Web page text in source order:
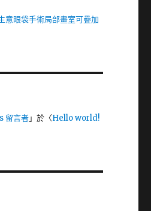
意眼袋手術局部畫室可疊加
留言者」於〈Hello world!